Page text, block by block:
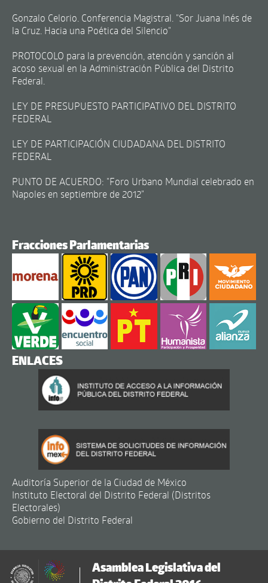
Gonzalo Celorio. Conferencia Magistral. "Sor Juana Inés de
la Cruz. Hacia una Poética del Silencio"
PROTOCOLO para la prevención, atención y sanción al
acoso sexual en la Administración Pública del Distrito
Federal.
LEY DE PRESUPUESTO PARTICIPATIVO DEL DISTRITO
FEDERAL
LEY DE PARTICIPACIÓN CIUDADANA DEL DISTRITO
FEDERAL
PUNTO DE ACUERDO: "Foro Urbano Mundial celebrado en
Napoles en septiembre de 2012"
Fracciones Parlamentarias
ENLACES
Auditoría Superior de la Ciudad de México
Instituto Electoral del Distrito Federal (Distritos
Electorales)
Gobierno del Distrito Federal
Asamblea Legislativa del